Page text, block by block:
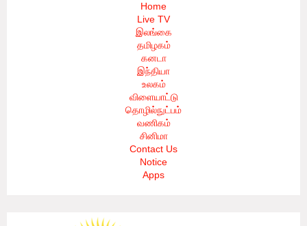
Home
Live TV
இலங்கை
தமிழகம்
கனடா
இந்தியா
உலகம்
விளையாட்டு
தொழில்நுட்பம்
வணிகம்
சினிமா
Contact Us
Notice
Apps